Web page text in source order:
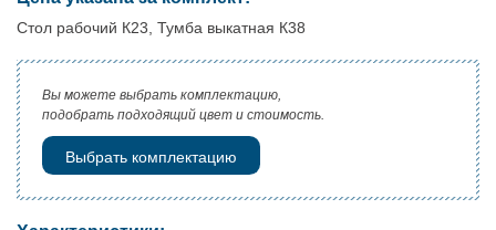
Стол рабочий К23, Тумба выкатная К38
Вы можете выбрать комплектацию,
подобрать подходящий цвет и стоимость.
Выбрать комплектацию